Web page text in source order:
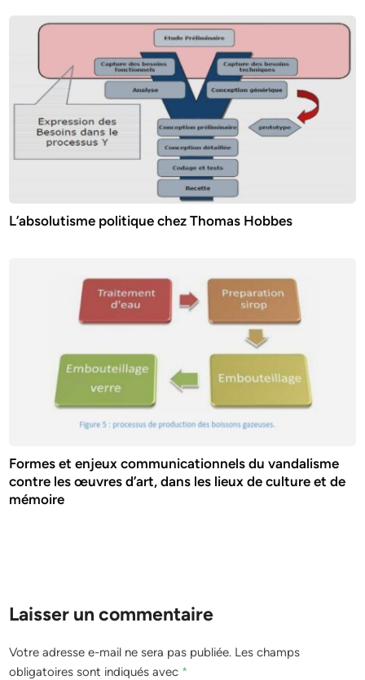
L’absolutisme politique chez Thomas Hobbes
Formes et enjeux communicationnels du vandalisme
contre les œuvres d’art, dans les lieux de culture et de
mémoire
Laisser un commentaire
Votre adresse e-mail ne sera pas publiée. Les champs
obligatoires sont indiqués avec *